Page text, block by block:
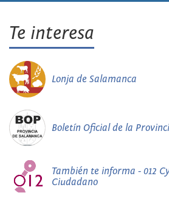
Te interesa
Lonja de Salamanca
Boletín Oficial de la
También te informa - 012
Ciudadano